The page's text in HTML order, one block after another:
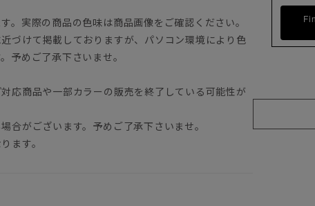
。実際の商品の色味は商品画像をご確認ください。
づけて掲載しておりますが、パソコン環境により色
予めご了承下さいませ。
応商品や一部カラーの販売を終了している可能性が
合がございます。予めご了承下さいませ。
ます。